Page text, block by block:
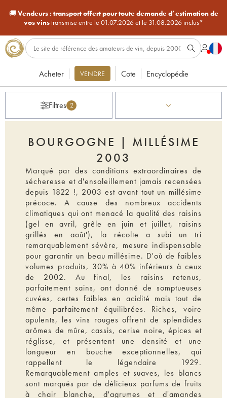
🚚Vendeurs : transport offert pour toute demande d’estimation de
vos vinstransmise entre le 01.07.2026 et le 31.08.2026 inclus*
Acheter VENDRE Cote Encyclopédie
Filtres 2
BOURGOGNE | MILLÉSIME
2003
Marqué par des conditions extraordinaires de
sécheresse et d'ensoleillement jamais recensées
depuis 1822 !, 2003 est avant tout un millésime
précoce. A cause des nombreux accidents
climatiques qui ont menacé la qualité des raisins
(gel en avril, grêle en juin et juillet, raisins
grillés en août'), la récolte a subi un tri
remarquablement sévère, mesure indispensable
pour garantir un beau millésime. D'où de faibles
volumes produits, 30% à 40% inférieurs à ceux
de 2002. Au final, les raisins retenus,
parfaitement sains, ont donné de somptueuses
cuvées, certes faibles en acidité mais tout de
même parfaitement équilibrées. Riches, voire
opulents, les vins rouges offrent de splendides
arômes de mûre, cassis, cerise noire, épices et
réglisse, et présentent une densité et une
longueur en bouche exceptionnelles, qui
rappellent le légendaire 1929.
Remarquablement amples et suaves, les blancs
sont marqués par de délicieux parfums de fruits
à chair blanche, d'agrumes et d'amandes